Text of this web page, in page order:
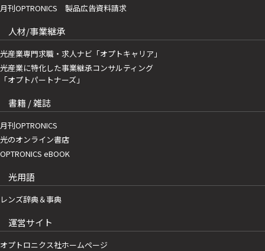
月刊OPTRONICS 製品広告資料請求
人材/事業継承
光産業専門求職・求人ナビ「オプトキャリア」
光産業に特化した事業継承コンサルティング
「オプトパートナーズ」
書籍 / 雑誌
月刊OPTRONICS
光のオンライン書店
OPTRONICS eBOOK
光用語
レンズ辞典＆事典
運営サイト
オプトロニクス社ホームページ